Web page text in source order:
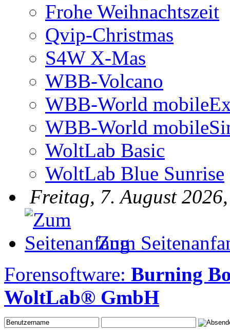
Frohe Weihnachtszeit
Qvip-Christmas
S4W X-Mas
WBB-Volcano
WBB-World
WBB-World
WoltLab Basic
WoltLab Blue Sunrise
Freitag, 7. August
Zum
Forensoftware: Burning
WoltLab® GmbH